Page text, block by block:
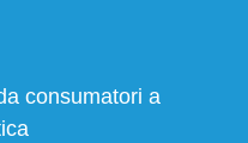
consumatori a